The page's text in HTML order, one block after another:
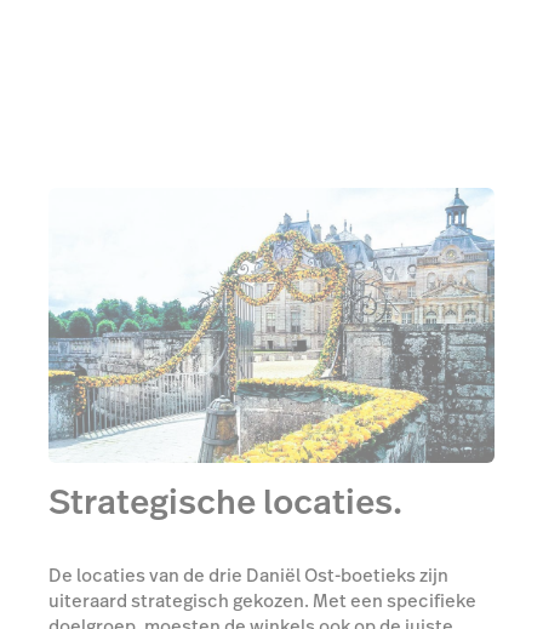
Strategische locaties.
De locaties van de drie Daniël Ost-boetieks zijn
uiteraard strategisch gekozen. Met een specifieke